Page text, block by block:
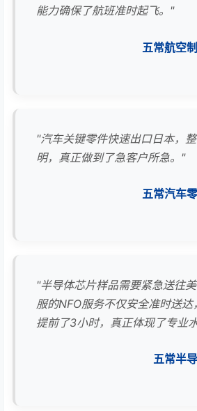
能力确保了航班准时起飞。"
五常航空
"汽车关键零件快速出口日本，
明，真正做到了急客户所急。"
五常汽车
"半导体芯片样品需要紧急送往
服的NFO服务不仅安全准时送
提前了3小时，真正体现了专业
五常半